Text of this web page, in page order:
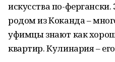
искусства по-
родом из Коканда –
уфимцы знают как
квартир. Кулинария –